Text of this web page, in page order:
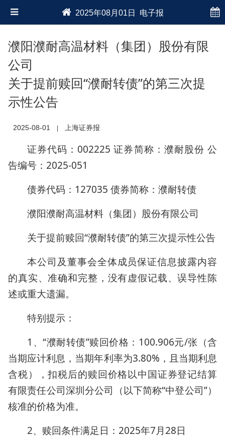
2025年08月01日 电子报
濮阳濮耐高温材料（集团）股份有限
公司
关于提前赎回“濮耐转债”的第三次提
示性公告
2025-08-01 上海证券报
证券代码：002225 证券简称：濮耐股份 公
告编号：2025-051
债券代码：127035 债券简称：濮耐转债
濮阳濮耐高温材料（集团）股份有限公司
关于提前赎回“濮耐转债”的第三次提示性公告
本公司及董事会全体成员保证信息披露内容
的真实、准确和完整，没有虚假记载、误导性陈
述或重大遗漏。
特别提示：
1、“濮耐转债”赎回价格：100.906元/张（含
当期应计利息，当期年利率为3.80%，且当期利息
含税），扣税后的赎回价格以中国证券登记结算
有限责任公司深圳分公司（以下简称“中登公司”）
核准的价格为准。
2、赎回条件满足日：2025年7月28日